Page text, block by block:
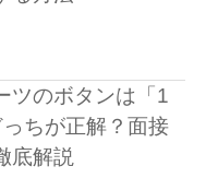
ツのボタンは「1
ちが正解？面接
底解説